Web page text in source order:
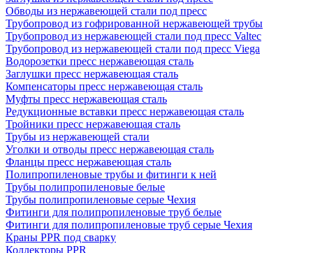
Обводы из нержавеющей стали под пресс
Трубопровод из гофрированной нержавеющей трубы
Трубопровод из нержавеющей стали под пресс Valtec
Трубопровод из нержавеющей стали под пресс Viega
Водорозетки пресс нержавеющая сталь
Заглушки пресс нержавеющая сталь
Компенсаторы пресс нержавеющая сталь
Муфты пресс нержавеющая сталь
Редукционные вставки пресс нержавеющая сталь
Тройники пресс нержавеющая сталь
Трубы из нержавеющей стали
Уголки и отводы пресс нержавеющая сталь
Фланцы пресс нержавеющая сталь
Полипропиленовые трубы и фитинги к ней
Трубы полипропиленовые белые
Трубы полипропиленовые серые Чехия
Фитинги для полипропиленовые труб белые
Фитинги для полипропиленовые труб серые Чехия
Краны PPR под сварку
Коллекторы PPR